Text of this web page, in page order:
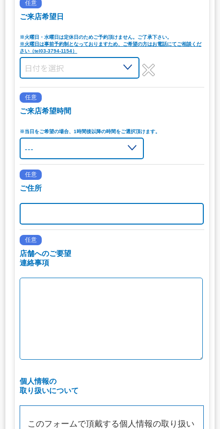
任意
ご来店希望日
※火曜日・水曜日は定休日のためご予約頂けません。ご了承下さい。
※火曜日は事前予約制となっておりますため、ご希望の方はお電話にてご相談くだ
さい（tel03-3794-1154）
任意
ご来店希望時間
※当日をご希望の場合、1時間後以降の時間をご選択頂けます。
任意
ご住所
任意
店舗へのご要望
連絡事項
個人情報の
取り扱いについて
このフォームで頂戴する個人情報の取り扱い